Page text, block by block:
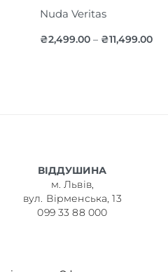
Nuda Veritas
₴2,499.00 – ₴11,499.00
ВІДДУШИНА
м. Львів,
вул. Вірменська, 13
099 33 88 000